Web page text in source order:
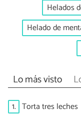
Helados
Helado de
Lo más visto
1. Torta tres leches